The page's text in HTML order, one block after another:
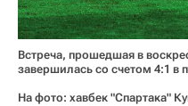
Встреча, прошедшая в
завершилась со счетом 4:1 в
На фото: хавбек "Спартака"